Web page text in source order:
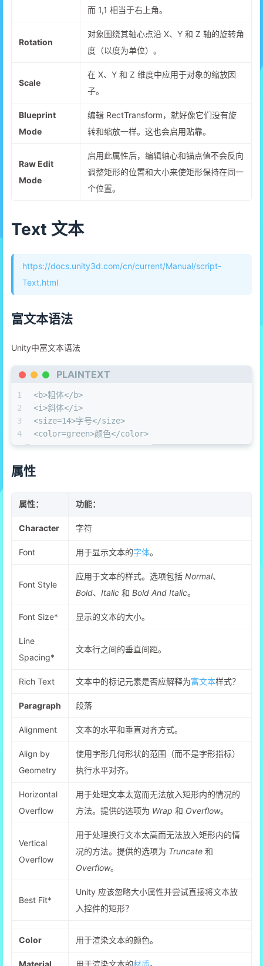
而 1,1 相当于右上角。
Rotation
对象围绕其轴心点沿 X、Y 和 Z 轴的旋转角
度（以度为单位）。
Scale
在 X、Y 和 Z 维度中应用于对象的缩放因
子。
Blueprint
Mode
编辑 RectTransform，就好像它们没有旋
转和缩放一样。这也会启用贴靠。
Raw Edit
Mode
启用此属性后，编辑轴心和锚点值不会反向
调整矩形的位置和大小来使矩形保持在同一
个位置。
Text 文本
https://docs.unity3d.com/cn/current/Manual/script-
Text.html
富文本语法
Unity中富文本语法
PLAINTEXT
1
2
3
4
<b>粗体</b>
<i>斜体</i>
<size=14>字号</size>
<color=green>颜色</color>
属性
属性： 功能：
Character 字符
Font 用于显示文本的字体。
Font Style
应用于文本的样式。选项包括 Normal、
Bold、 Italic 和 Bold And Italic。
Font Size* 显示的文本的大小。
Line
Spacing*
文本行之间的垂直间距。
Rich Text 文本中的标记元素是否应解释为富文本样式？
Paragraph 段落
Alignment 文本的水平和垂直对齐方式。
Align by
Geometry
使用字形几何形状的范围（而不是字形指标）
执行水平对齐。
Horizontal
Overflow
用于处理文本太宽而无法放入矩形内的情况的
方法。提供的选项为 Wrap 和 Overflow。
Vertical
Overflow
用于处理换行文本太高而无法放入矩形内的情
况的方法。提供的选项为 Truncate 和
Overflow。
Best Fit*
Unity 应该忽略大小属性并尝试直接将文本放
入控件的矩形？
Color 用于渲染文本的颜色。
Material 用于渲染文本的材质。